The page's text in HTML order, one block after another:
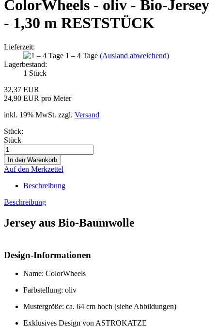
ColorWheels - oliv - Bio-Jersey
- 1,30 m RESTSTÜCK
Lieferzeit:
1 – 4 Tage (Ausland abweichend)
Lagerbestand:
1 Stück
32,37 EUR
24,90 EUR pro Meter
inkl. 19% MwSt. zzgl. Versand
Stück:
Stück
Auf den Merkzettel
Beschreibung
Beschreibung
Jersey aus Bio-Baumwolle
Design-Informationen
Name: ColorWheels
Farbstellung: oliv
Mustergröße: ca. 64 cm hoch (siehe Abbildungen)
Exklusives Design von ASTROKATZE